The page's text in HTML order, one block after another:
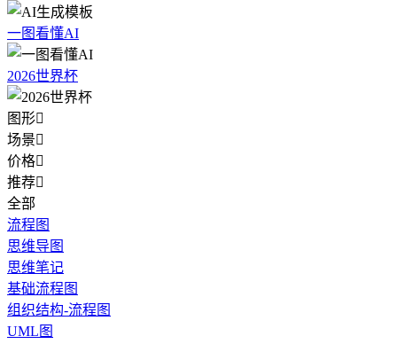
一图看懂AI
2026世界杯
图形
场景
价格
推荐
全部
流程图
思维导图
思维笔记
基础流程图
组织结构-流程图
UML图